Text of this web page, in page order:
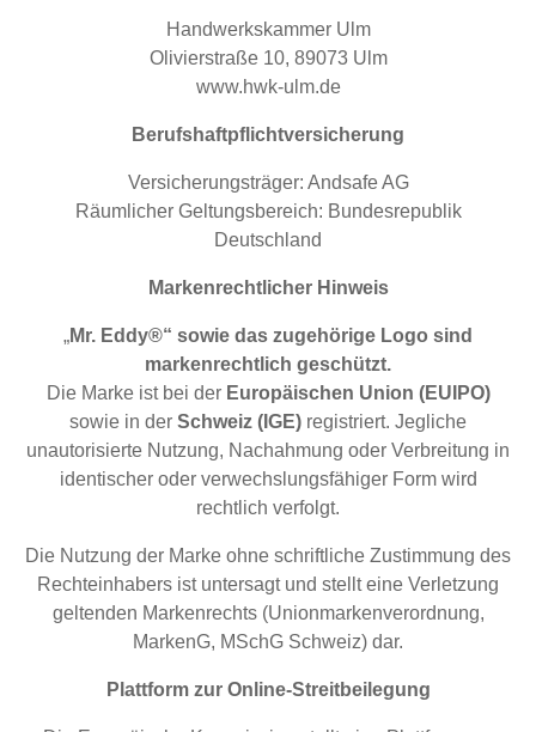
Handwerkskammer Ulm
Olivierstraße 10, 89073 Ulm
www.hwk-ulm.de
Berufshaftpflichtversicherung
Versicherungsträger: Andsafe AG
Räumlicher Geltungsbereich: Bundesrepublik
Deutschland
Markenrechtlicher Hinweis
„Mr. Eddy®“ sowie das zugehörige Logo sind
markenrechtlich geschützt.
Die Marke ist bei der Europäischen Union (EUIPO)
sowie in der Schweiz (IGE) registriert. Jegliche
unautorisierte Nutzung, Nachahmung oder Verbreitung in
identischer oder verwechslungsfähiger Form wird
rechtlich verfolgt.
Die Nutzung der Marke ohne schriftliche Zustimmung des
Rechteinhabers ist untersagt und stellt eine Verletzung
geltenden Markenrechts (Unionmarkenverordnung,
MarkenG, MSchG Schweiz) dar.
Plattform zur Online-Streitbeilegung